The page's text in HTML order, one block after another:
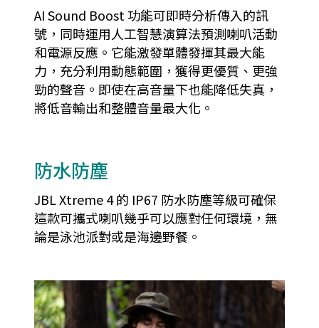
AI Sound Boost 功能可即時分析傳入的訊
號，同時運用人工智慧演算法預測喇叭活動
和電源反應。它能激發單體發揮其最大能
力，充分利用動態範圍，獲得更優質、更強
勁的聲音。即使在高音量下也能降低失真，
將低音輸出和整體音量最大化。
防水防塵
JBL Xtreme 4 的 IP67 防水防塵等級可確保
這款可攜式喇叭幾乎可以應對任何環境，無
論是泳池派對或是海邊野餐。